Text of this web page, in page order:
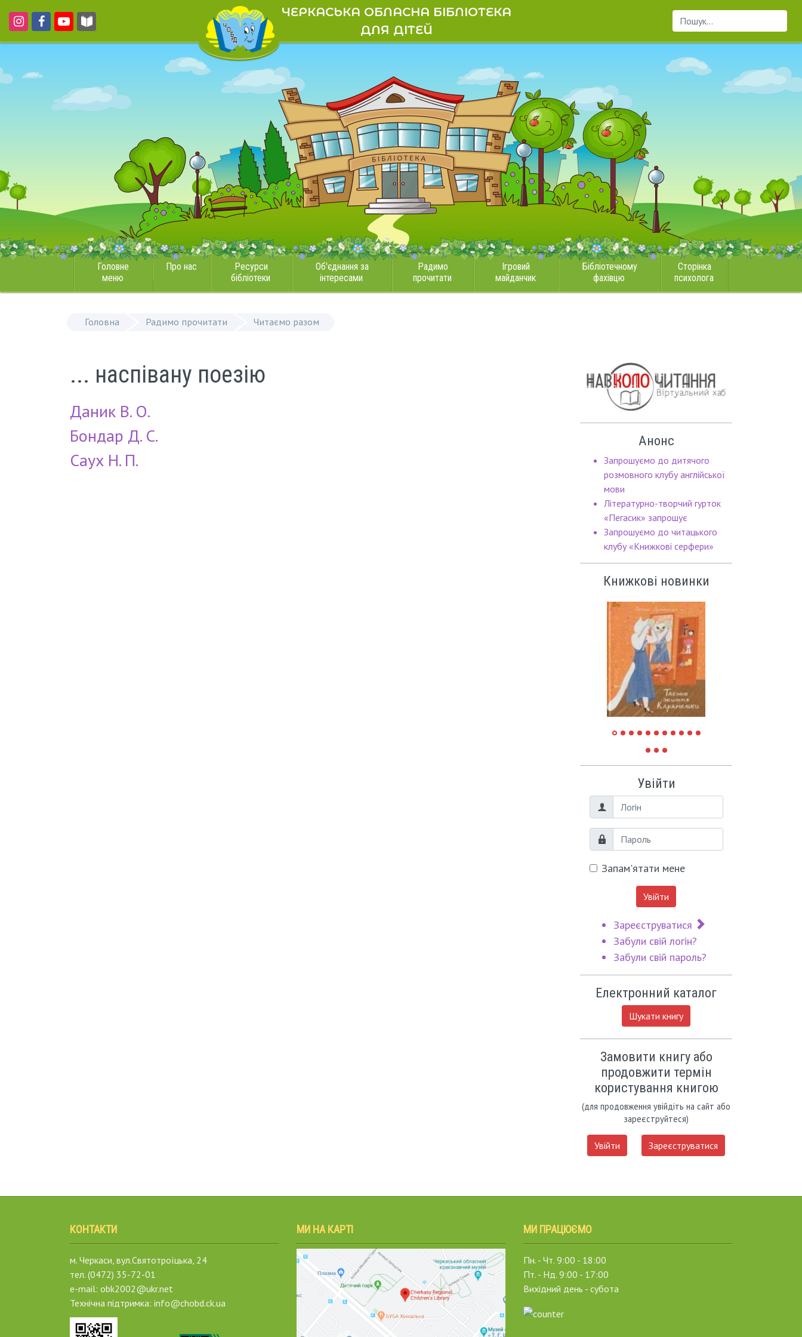
ЧЕРКАСЬКА ОБЛАСНА БІБЛІОТЕКА
ДЛЯ ДІТЕЙ
Пошук...
Головне
меню
Про нас
Ресурси
бібліотеки
Об'єднання за
інтересами
Радимо
прочитати
Ігровий
майданчик
Бібліотечному
фахівцю
Сторінка
психолога
Головна Радимо прочитати Читаємо разом
... наспівану поезію
Даник В. О.
Бондар Д. С.
Саух Н. П.
Анонс
Запрошуємо до дитячого
розмовного клубу англійської
мови
Літературно-творчий гурток
«Пегасик» запрошує
Запрошуємо до читацького
клубу «Книжкові серфери»
Книжкові новинки
Увійти
Логін
Пароль
Запам'ятати мене
Увійти
Зареєструватися
Забули свій логін?
Забули свій пароль?
Електронний каталог
Шукати книгу
Замовити книгу або
продовжити термін
користування книгою
(для продовження увійдіть на сайт або
зареєструйтеся)
Увійти Зареєструватися
КОНТАКТИ
м. Черкаси, вул.Святотроїцька, 24
тел. (0472) 35-72-01
e-mail: obk2002@ukr.net
Технічна підтримка: info@chobd.ck.ua
МИ НА КАРТІ МИ ПРАЦЮЄМО
Пн. - Чт. 9:00 - 18:00
Пт. - Нд. 9:00 - 17:00
Вихідний день - субота